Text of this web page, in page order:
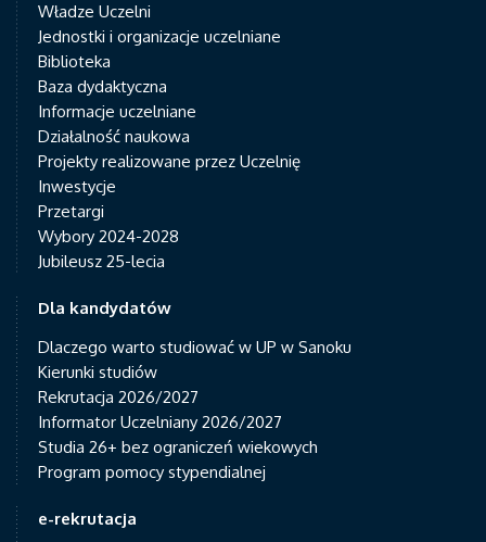
Władze Uczelni
Jednostki i organizacje uczelniane
Biblioteka
Baza dydaktyczna
Informacje uczelniane
Działalność naukowa
Projekty realizowane przez Uczelnię
Inwestycje
Przetargi
Wybory 2024-2028
Jubileusz 25-lecia
Dla kandydatów
Dlaczego warto studiować w UP w Sanoku
Kierunki studiów
Rekrutacja 2026/2027
Informator Uczelniany 2026/2027
Studia 26+ bez ograniczeń wiekowych
Program pomocy stypendialnej
e-rekrutacja